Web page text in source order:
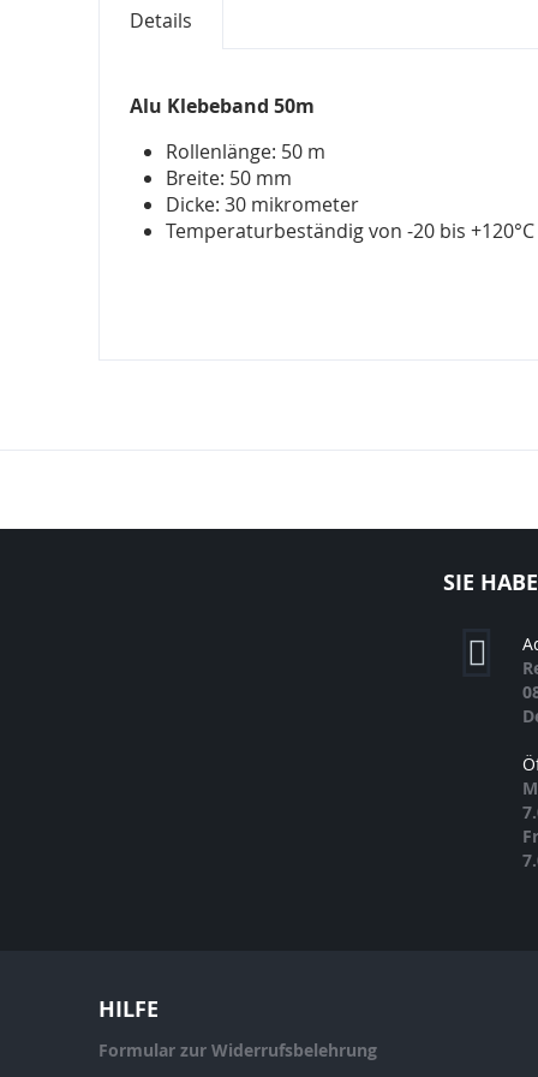
springen
Details
Alu Klebeband 50m
Rollenlänge: 50 m
Breite: 50 mm
Dicke: 30 mikrometer
Temperaturbeständig von -20 bis +120°C
SIE
HILFE
Formular zur Widerrufsbelehrung